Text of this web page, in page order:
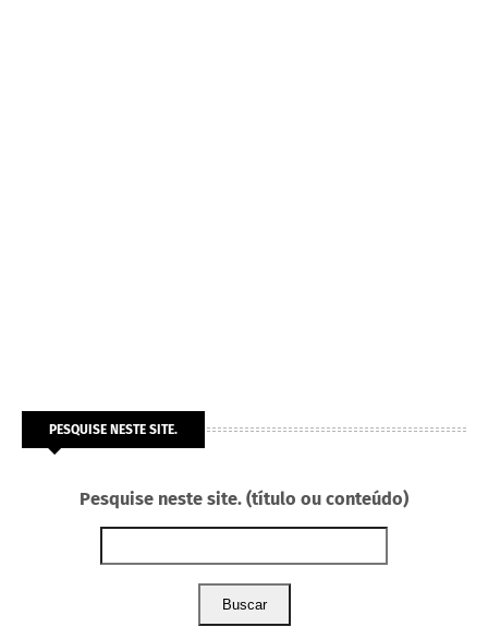
PESQUISE NESTE SITE.
Pesquise neste site. (título ou conteúdo)
Buscar